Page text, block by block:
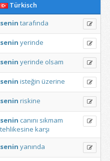
Türkisch
senin tarafında
senin yerinde
senin yerinde olsam
senin isteğin üzerine
senin riskine
senin canını sıkmam
tehlikesine karşı
senin yanında